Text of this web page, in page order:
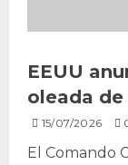
EEUU
oleada
15/07/2026
El Comando